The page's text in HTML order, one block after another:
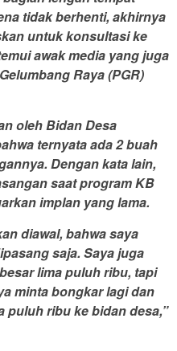
tidak berhenti, akhirnya
untuk konsultasi ke
awak media yang juga
Raya (PGR)
oleh Bidan Desa
ternyata ada 2 buah
Dengan kata lain,
saat program KB
implan yang lama.
diawal, bahwa saya
saja. Saya juga
lima puluh ribu, tapi
minta bongkar lagi dan
puluh ribu ke bidan desa,”